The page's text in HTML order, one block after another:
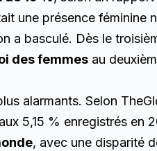
une présence féminine
a basculé. Dès le
des femmes au
alarmants. Selon
5,15 % enregistrés en
, avec une disparité